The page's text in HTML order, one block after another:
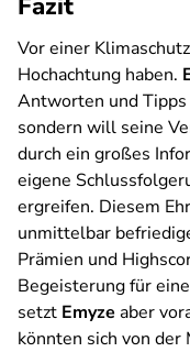
Fazit
Vor einer
Hochachtung haben.
Antworten und Tipps
sondern will seine
durch ein großes
eigene
ergreifen. Diesem
unmittelbar
Prämien und
Begeisterung für
setzt Emyze aber
könnten sich von